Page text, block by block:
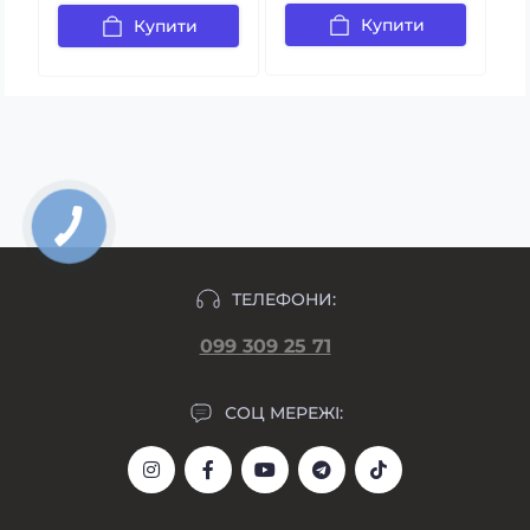
Купити Купити
ТЕЛЕФОНИ:
099 309 25 71
СОЦ МЕРЕЖІ: